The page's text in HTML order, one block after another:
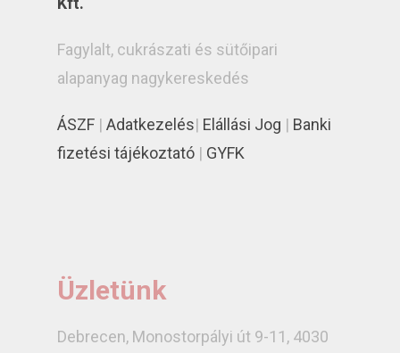
Fagylalt, cukrászati és sütőipari
alapanyag nagykereskedés
ÁSZF | Adatkezelés| Elállási Jog | Banki
fizetési tájékoztató | GYFK
Üzletünk
Debrecen, Monostorpályi út 9-11, 4030